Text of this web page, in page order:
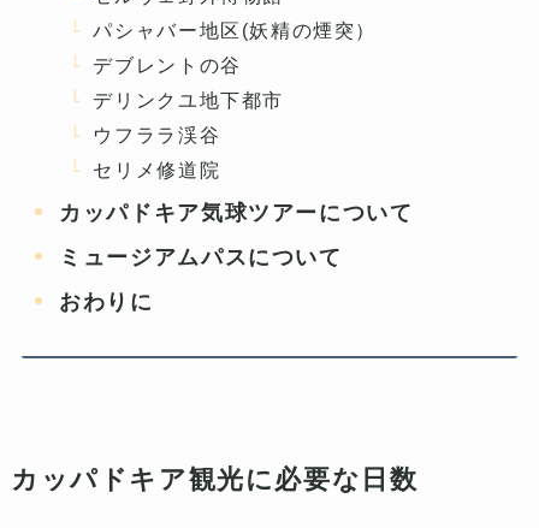
パシャバー地区(妖精の煙突）
デブレントの谷
デリンクユ地下都市
ウフララ渓谷
セリメ修道院
カッパドキア気球ツアーについて
ミュージアムパスについて
おわりに
カッパドキア観光に必要な日数